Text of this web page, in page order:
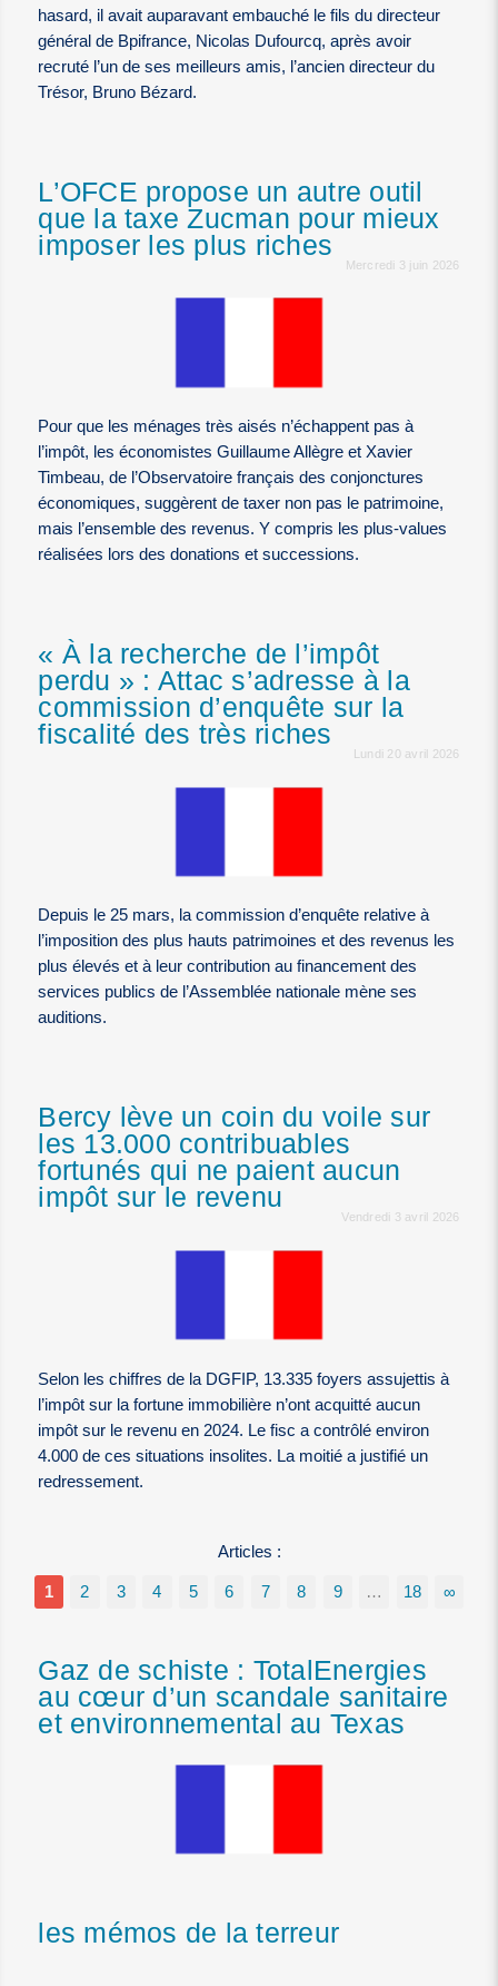
hasard, il avait auparavant embauché le fils du directeur
général de Bpifrance, Nicolas Dufourcq, après avoir
recruté l’un de ses meilleurs amis, l’ancien directeur du
Trésor, Bruno Bézard.
L’OFCE propose un autre outil
que la taxe Zucman pour mieux
imposer les plus riches
Mercredi 3 juin 2026
Pour que les ménages très aisés n’échappent pas à
l’impôt, les économistes Guillaume Allègre et Xavier
Timbeau, de l’Observatoire français des conjonctures
économiques, suggèrent de taxer non pas le patrimoine,
mais l’ensemble des revenus. Y compris les plus-values
réalisées lors des donations et successions.
« À la recherche de l’impôt
perdu » : Attac s’adresse à la
commission d’enquête sur la
fiscalité des très riches
Lundi 20 avril 2026
Depuis le 25 mars, la commission d’enquête relative à
l’imposition des plus hauts patrimoines et des revenus les
plus élevés et à leur contribution au financement des
services publics de l’Assemblée nationale mène ses
auditions.
Bercy lève un coin du voile sur
les 13.000 contribuables
fortunés qui ne paient aucun
impôt sur le revenu
Vendredi 3 avril 2026
Selon les chiffres de la DGFIP, 13.335 foyers assujettis à
l’impôt sur la fortune immobilière n’ont acquitté aucun
impôt sur le revenu en 2024. Le fisc a contrôlé environ
4.000 de ces situations insolites. La moitié a justifié un
redressement.
Articles :
1 2 3 4 5 6 7 8 9 … 18 ∞
Gaz de schiste : TotalEnergies
au cœur d’un scandale sanitaire
et environnemental au Texas
les mémos de la terreur